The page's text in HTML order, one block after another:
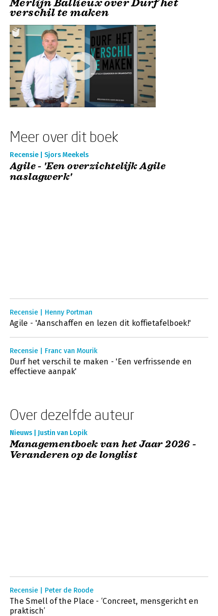
Merlijn Ballieux over Durf het
verschil te maken
Meer over dit boek
Recensie | Sjors Meekels
Agile - 'Een overzichtelijk Agile
naslagwerk'
Recensie | Henny Portman
Agile - 'Aanschaffen en lezen dit koffietafelboek!'
Recensie | Franc van Mourik
Durf het verschil te maken - 'Een verfrissende en
effectieve aanpak'
Over dezelfde auteur
Nieuws | Justin van Lopik
Managementboek van het Jaar 2026 -
Veranderen op de longlist
Recensie | Peter de Roode
The Smell of the Place - ‘Concreet, mensgericht en
praktisch’